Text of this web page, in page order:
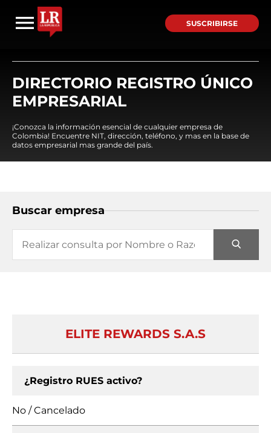
SUSCRIBIRSE
DIRECTORIO REGISTRO ÚNICO
EMPRESARIAL
¡Conozca la información esencial de cualquier empresa de
Colombia! Encuentre NIT, dirección, teléfono, y mas en la base de
datos empresarial mas grande del país.
Buscar empresa
ELITE REWARDS S.A.S
¿Registro RUES activo?
No / Cancelado